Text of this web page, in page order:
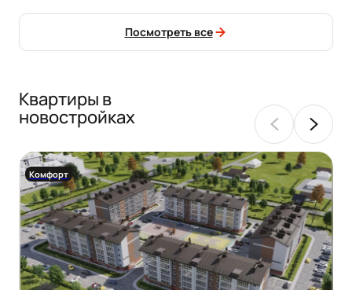
Посмотреть все
Квартиры в
новостройках
Комфорт